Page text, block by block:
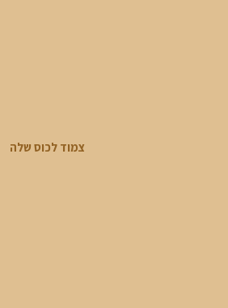
צמוד לכוס שלה